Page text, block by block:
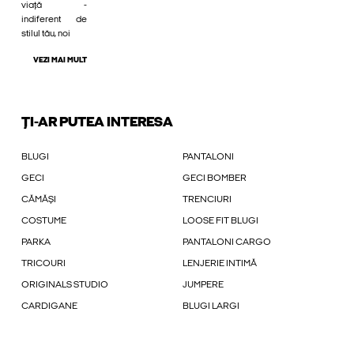
viață -
indiferent de
stilul tău, noi
VEZI MAI MULT
ȚI-AR PUTEA INTERESA
BLUGI PANTALONI
GECI GECI BOMBER
CĂMĂȘI TRENCIURI
COSTUME LOOSE FIT BLUGI
PARKA PANTALONI CARGO
TRICOURI LENJERIE INTIMĂ
ORIGINALS STUDIO JUMPERE
CARDIGANE BLUGI LARGI